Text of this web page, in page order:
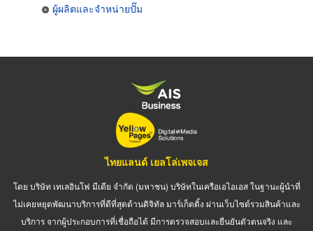
ผู้ผลิตและจำหน่ายปั๊ม
ไทยแลนด์ เยลโล่เพจเจส
โดย บริษัท เทเลอินโฟ มีเดีย จำกัด (มหาชน) บริษัทในเครือเอไอเอส ในฐานะผู้นำที่
ไม่เคยหยุดพัฒนาบริการที่ดีที่สุดด้านดิจิทัล มาร์เก็ตติ้ง ผ่านเว็บไซต์รวมสินค้าและ
บริการ จากผู้ประกอบการที่เชื่อถือได้ มีการตรวจสอบและยืนยันตัวตนจริง และ